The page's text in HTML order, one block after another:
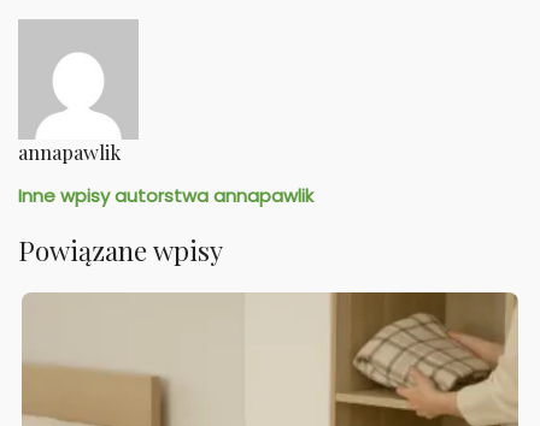
annapawlik
Inne wpisy autorstwa annapawlik
Powiązane wpisy